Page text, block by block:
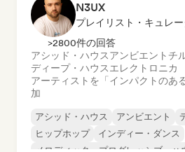
N3UX
プレイリスト・キュレ
>2800件の回答
アシッド・ハウスアンビエント チ
ディープ・ハウスエレクトロニカ
アーティストを「インパクトのあ
加
アシッド・ハウス アンビエント
ヒップホップ
インディー・ダンス